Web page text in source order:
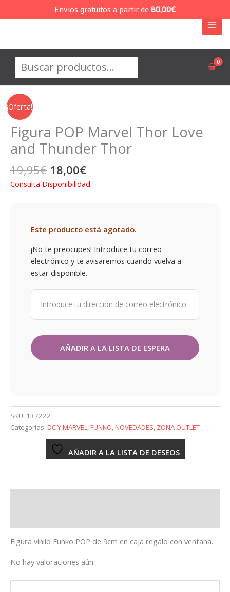
al
Buscar
¡Oferta!
Figura POP Marvel Thor Love
and Thunder Thor
19,95€ El
precio
original
18,00€El
precio
Consulta Disponibilidad
Este producto está agotado.
¡No te preocupes! Introduce tu correo
electrónico y te avisaremos cuando vuelva a
estar disponible.
SKU: 137222
Categorías: DC Y MARVEL,FUNKO,NOVEDADES, ZONA OUTLET
AÑADIR A LA LISTA DE DESEOS
Figura vinilo Funko POP de 9cm en caja regalo con ventana.
No hay valoraciones aún.
Envios gratuitos a partir de 80,00€